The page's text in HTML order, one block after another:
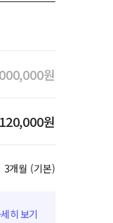
원
원
3개월 (기본)
히 보기